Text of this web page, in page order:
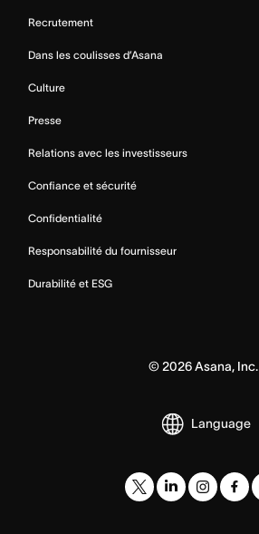
Recrutement
Dans les coulisses d’Asana
Culture
Presse
Relations avec les investisseurs
Confiance et sécurité
Confidentialité
Responsabilité du fournisseur
Durabilité et ESG
© 2026Asana, Inc.
Language